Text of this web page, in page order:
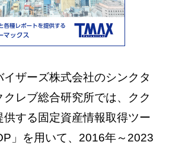
イザーズ株式会社のシンクタ
クレブ総合研究所では、クク
供する固定資産情報取得ツー
」を用いて、2016年～2023